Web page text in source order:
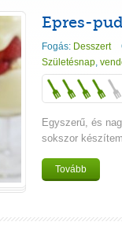
Epres-
Fogás: Desszert
Születésnap,
Egyszerű, és
sokszor
Tovább